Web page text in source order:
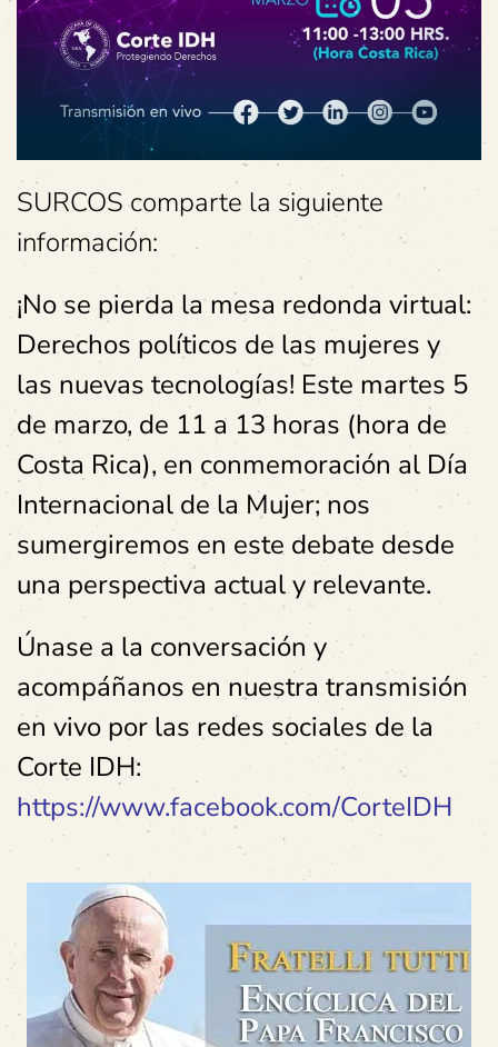
SURCOS comparte la siguiente
información:
¡No se pierda la mesa redonda virtual:
Derechos políticos de las mujeres y
las nuevas tecnologías! Este martes 5
de marzo, de 11 a 13 horas (hora de
Costa Rica), en conmemoración al Día
Internacional de la Mujer; nos
sumergiremos en este debate desde
una perspectiva actual y relevante.
Únase a la conversación y
acompáñanos en nuestra transmisión
en vivo por las redes sociales de la
Corte IDH:
https://www.facebook.com/CorteIDH